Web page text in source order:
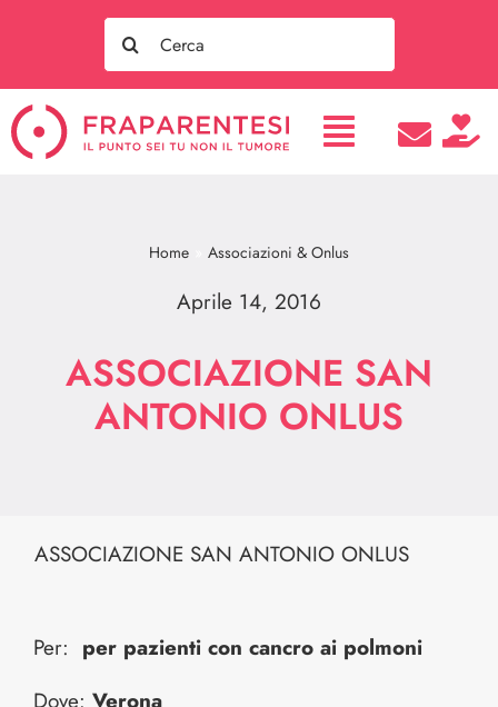
Search
for:
Home Associazioni & Onlus
Aprile 14, 2016
ASSOCIAZIONE SAN
ANTONIO ONLUS
ASSOCIAZIONE SAN ANTONIO ONLUS
Per: per pazienti con cancro ai polmoni
Dove: Verona